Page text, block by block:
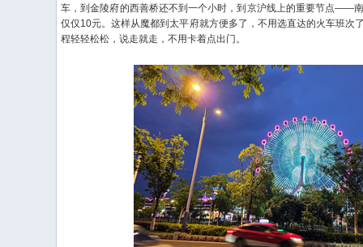
车，到金陵府的西善桥还不到一个小时，到京沪线上的重要节点——
仅仅10元。这样从魔都到太平府就方便多了，不用选直达的火车班次
程轻轻松松，说走就走，不用卡着点出门。